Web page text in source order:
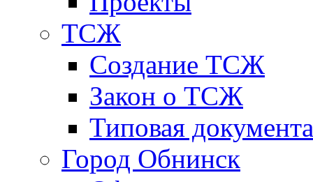
ТСЖ
Создание ТСЖ
Закон о ТСЖ
Типовая
Город Обнинск